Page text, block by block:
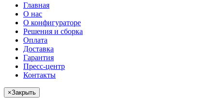
Главная
О нас
О конфигураторе
Решения и сборка
Оплата
Доставка
Гарантия
Пресс-центр
Контакты
×Закрыть